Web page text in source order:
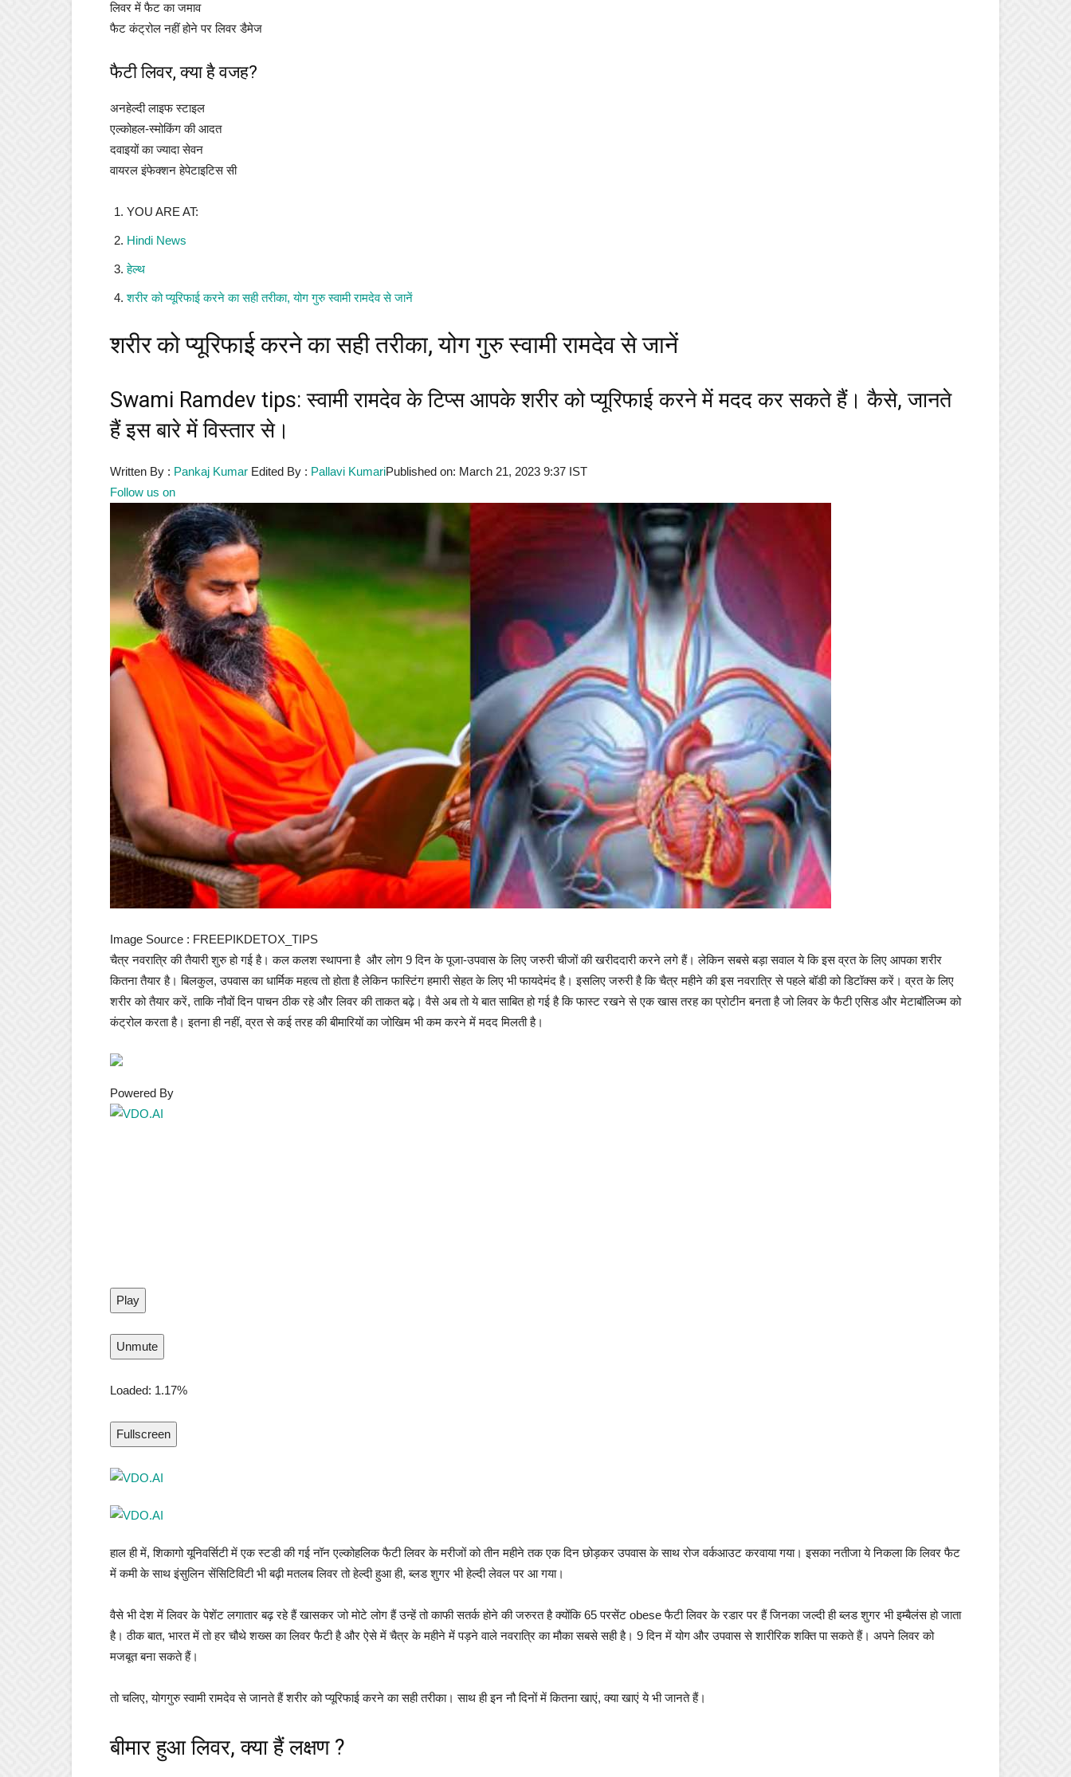
लिवर में फैट का जमाव
फैट कंट्रोल नहीं होने पर लिवर डैमेज
फैटी लिवर, क्या है वजह?
अनहेल्दी लाइफ स्टाइल
एल्कोहल-स्मोकिंग की आदत
दवाइयों का ज्यादा सेवन
वायरल इंफेक्शन हेपेटाइटिस सी
YOU ARE AT:
Hindi News
हेल्थ
शरीर को प्यूरिफाई करने का सही तरीका, योग गुरु स्वामी रामदेव से जानें
शरीर को प्यूरिफाई करने का सही तरीका, योग गुरु स्वामी रामदेव से जानें
Swami Ramdev tips: स्वामी रामदेव के टिप्स आपके शरीर को प्यूरिफाई करने में मदद कर सकते हैं। कैसे, जानते
हैं इस बारे में विस्तार से।
Written By : Pankaj Kumar Edited By : Pallavi KumariPublished on: March 21, 2023 9:37 IST
Follow us on
Image Source : FREEPIKDETOX_TIPS
चैत्र नवरात्रि की तैयारी शुरु हो गई है। कल कलश स्थापना है और लोग 9 दिन के पूजा-उपवास के लिए जरुरी चीजों की खरीददारी करने लगे हैं। लेकिन सबसे बड़ा सवाल ये कि इस व्रत के लिए आपका शरीर
कितना तैयार है। बिलकुल, उपवास का धार्मिक महत्व तो होता है लेकिन फास्टिंग हमारी सेहत के लिए भी फायदेमंद है। इसलिए जरुरी है कि चैत्र महीने की इस नवरात्रि से पहले बॉडी को डिटॉक्स करें। व्रत के लिए
शरीर को तैयार करें, ताकि नौवों दिन पाचन ठीक रहे और लिवर की ताकत बढ़े। वैसे अब तो ये बात साबित हो गई है कि फास्ट रखने से एक खास तरह का प्रोटीन बनता है जो लिवर के फैटी एसिड और मेटाबॉलिज्म को
कंट्रोल करता है। इतना ही नहीं, व्रत से कई तरह की बीमारियों का जोखिम भी कम करने में मदद मिलती है।
Powered By
Play
Unmute
Loaded: 1.17%
Fullscreen
हाल ही में, शिकागो यूनिवर्सिटी में एक स्टडी की गई नॉन एल्कोहलिक फैटी लिवर के मरीजों को तीन महीने तक एक दिन छोड़कर उपवास के साथ रोज वर्कआउट करवाया गया। इसका नतीजा ये निकला कि लिवर फैट
में कमी के साथ इंसुलिन सेंसिटिविटी भी बढ़ी मतलब लिवर तो हेल्दी हुआ ही, ब्लड शुगर भी हेल्दी लेवल पर आ गया।
वैसे भी देश में लिवर के पेशेंट लगातार बढ़ रहे हैं खासकर जो मोटे लोग हैं उन्हें तो काफी सतर्क होने की जरुरत है क्योंकि 65 परसेंट obese फैटी लिवर के रडार पर हैं जिनका जल्दी ही ब्लड शुगर भी इम्बैलंस हो जाता
है। ठीक बात, भारत में तो हर चौथे शख्स का लिवर फैटी है और ऐसे में चैत्र के महीने में पड़ने वाले नवरात्रि का मौका सबसे सही है। 9 दिन में योग और उपवास से शारीरिक शक्ति पा सकते हैं। अपने लिवर को
मजबूत बना सकते हैं।
तो चलिए, योगगुरु स्वामी रामदेव से जानते हैं शरीर को प्यूरिफाई करने का सही तरीका। साथ ही इन नौ दिनों में कितना खाएं, क्या खाएं ये भी जानते हैं।
बीमार हुआ लिवर, क्या हैं लक्षण ?